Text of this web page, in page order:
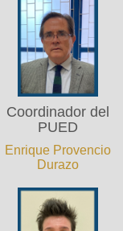
Coordinador del
PUED
Enrique Provencio
Durazo